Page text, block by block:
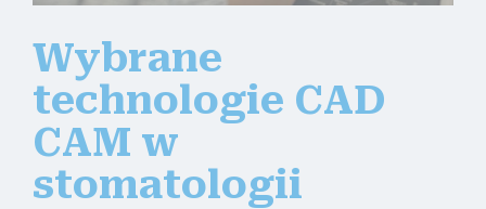
Wybrane
technologie CAD
CAM w
stomatologii